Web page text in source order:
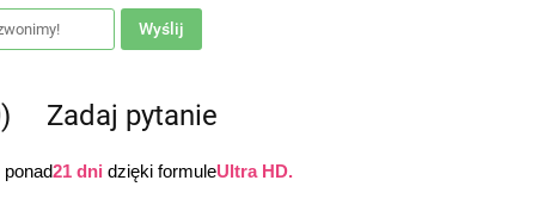
Wyślij
Zadaj pytanie
21 dni dzięki formuleUltra HD.